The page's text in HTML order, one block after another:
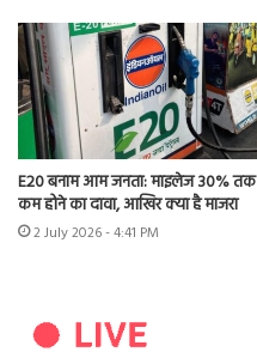
E20 बनाम आम जनता: माइलेज 30% तक
कम होने का दावा, आखिर क्या है माजरा
2 July 2026 - 4:41 PM